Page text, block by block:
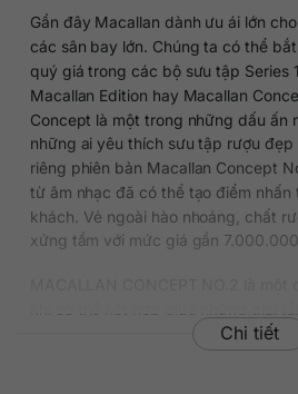
Gần đây Macallan dành ưu ái lớn
các sân bay lớn. Chúng ta có thể
quý giá trong các bộ sưu tập Series
Macallan Edition hay Macallan
Concept là một trong những dấu ấn
những ai yêu thích sưu tập rượu
riêng phiên bản Macallan Concept
từ âm nhạc đã có thể tạo điểm nhấn
khách. Vẻ ngoài hào nhoáng, chất
xứng tầm với mức giá gần
hương thơm whisky mix&match điêu
Chi tiết